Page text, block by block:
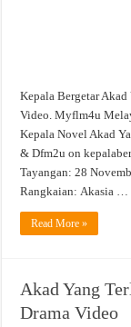
Kepala Bergetar
Video. Myflm4u
Kepala Novel Akad
& Dfm2u on
Tayangan: 28
Rangkaian: Akasia …
Read More »
Akad Yang
Drama Video